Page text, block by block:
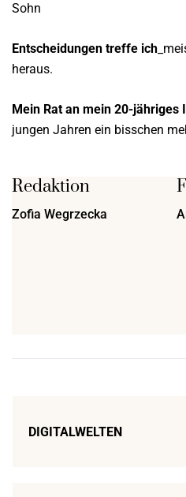
Sohn
Entscheidungen treffe ich
heraus.
Mein Rat an mein 20-jähriges
jungen Jahren ein bisschen
Redaktion
Zofia Wegrzecka
DIGITALWELTEN